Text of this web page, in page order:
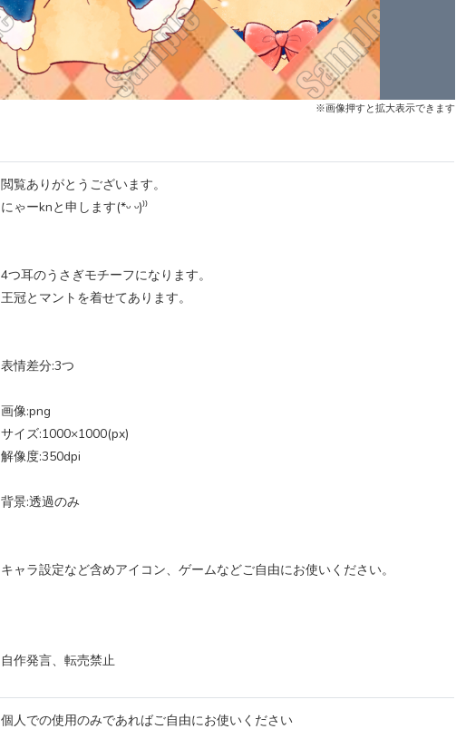
※画像押すと拡大表示できます
閲覧ありがとうございます。
にゃーknと申します(*ᵕ ᵕ)⁾⁾
4つ耳のうさぎモチーフになります。
王冠とマントを着せてあります。
表情差分:3つ
画像:png
サイズ:1000×1000(px)
解像度:350dpi
背景:透過のみ
キャラ設定など含めアイコン、ゲームなどご自由にお使いください。
自作発言、転売禁止
個人での使用のみであればご自由にお使いください